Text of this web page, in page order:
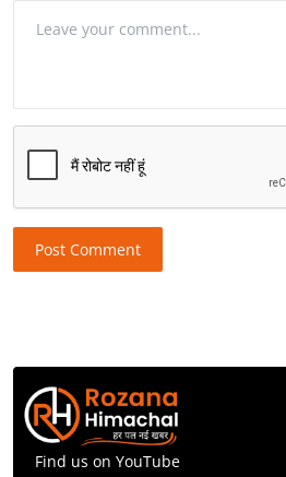
Post Comment
Find us on YouTube